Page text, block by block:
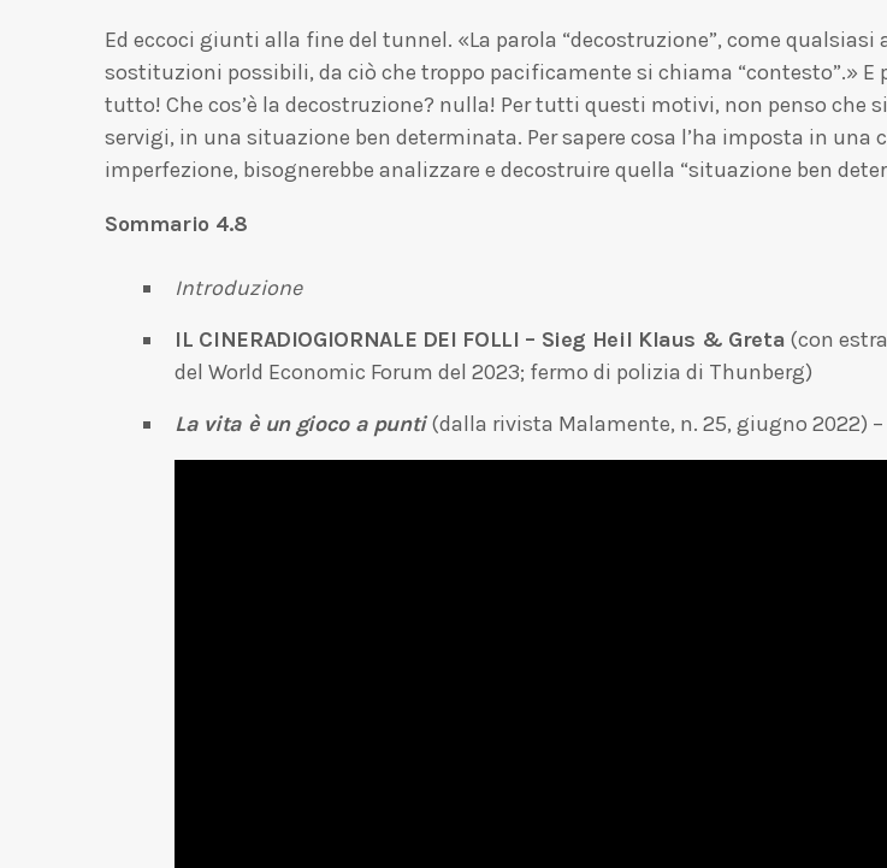
Ed eccoci giunti alla fine del tunnel. «La parola “decostruzione”, come
sostituzioni possibili, da ciò che troppo pacificamente si chiama “contesto”.» E
tutto! Che cos’è la decostruzione? nulla! Per tutti questi motivi, non penso che
servigi, in una situazione ben determinata. Per sapere cosa l’ha imposta in
imperfezione, bisognerebbe analizzare e decostruire quella “situazione ben
Sommario 4.8
Introduzione
IL CINERADIOGIORNALE DEI FOLLI – Sieg Heil Klaus & Greta (con
del World Economic Forum del 2023; fermo di polizia di Thunberg)
La vita è un gioco a punti (dalla rivista Malamente, n. 25, giugno 2022)